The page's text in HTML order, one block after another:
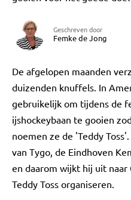
Geschreven door
Femke de Jong
De afgelopen maanden
duizenden knuffels. In
gebruikelijk om tijdens de
ijshockeybaan te gooien
noemen ze de 'Teddy
van Tygo, de Eindhoven
en daarom wijkt hij uit naar
Teddy Toss organiseren.